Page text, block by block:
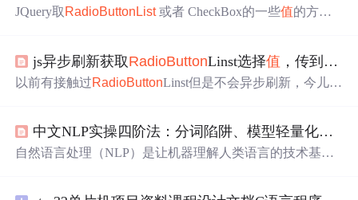
JQuery取 RadioButton List或者 CheckBox的一些值的方法
obuttonlist的text,查看源代码发现它被解析成.....abc 所以取
它RadioButtonList选中项的
js异步刷新获取RadioButtonLinst选择值 ，传到文本框里
以前有接触过RadioButtonLinst但是不会异步刷新，今儿研
></title> <script src="jquery.js" type="text/javascript"></script>
<script ...
中文NLP实操四阶法：分词陷阱、模型轻量化、小样本标注与工业清洗
自然语言处理（NLP）是让机器理解人类语言的技术基